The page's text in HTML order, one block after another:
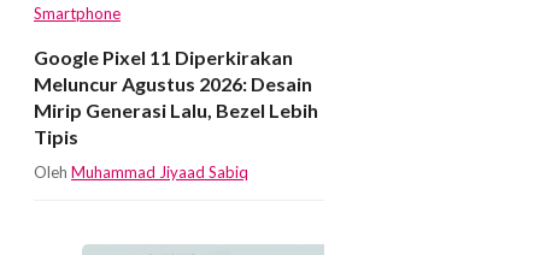
Smartphone
Google Pixel 11 Diperkirakan
Meluncur Agustus 2026: Desain
Mirip Generasi Lalu, Bezel Lebih
Tipis
Oleh Muhammad Jiyaad Sabiq